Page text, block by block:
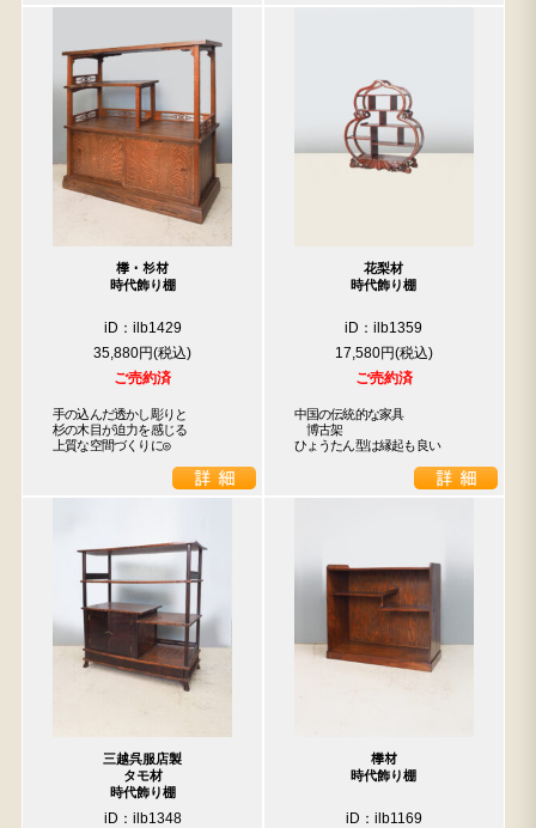
﨔・杉材
時代飾り棚
iD：ilb1429
35,880円
ご売約済
手の込んだ透かし彫りと
杉の木目が迫力を感じる
上質な空間づくりに◎
花梨材
時代飾り棚
iD：ilb1359
17,580円
ご売約済
中国の伝統的な家具
博古架
ひょうたん型は縁起も良い
三越呉服店製
タモ材
時代飾り棚
iD：ilb1348
﨔材
時代飾り棚
iD：ilb1169